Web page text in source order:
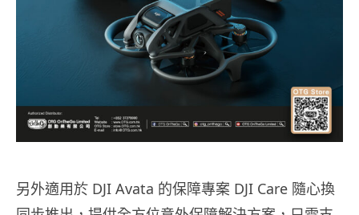
另外適用於 DJI Avata 的保障專案 DJI Care 隨心換